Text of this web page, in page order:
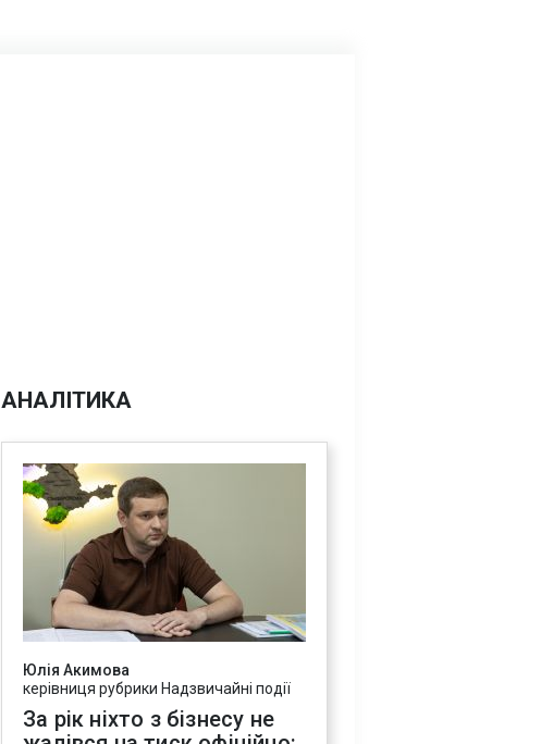
АНАЛІТИКА
Юлія Акимова
керівниця рубрики Надзвичайні події
За рік ніхто з бізнесу не